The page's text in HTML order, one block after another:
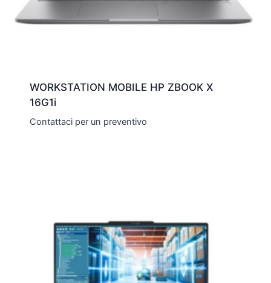
WORKSTATION MOBILE HP ZBOOK X
16G1i
Contattaci per un preventivo